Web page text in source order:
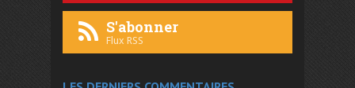
S'abonner
Flux RSS